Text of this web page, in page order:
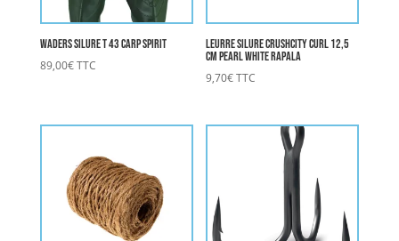
Waders Silure T 43 Carp Spirit
89,00€TTC
Leurre Silure CrushCity Curl 12,5
cm Pearl White RAPALA
9,70€TTC